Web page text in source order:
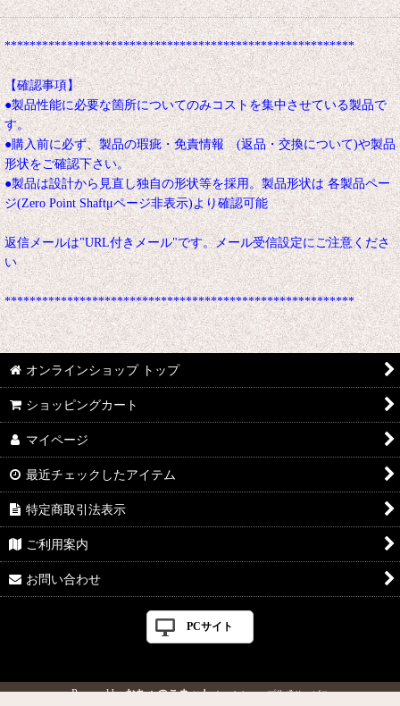
********************************************************
【確認事項】
●製品性能に必要な箇所についてのみコストを集中させている製品で
す。
●購入前に必ず、製品の瑕疵・免責情報 (返品・交換について)や製品
形状をご確認下さい。
●製品は設計から見直し独自の形状等を採用。製品形状は 各製品ペー
ジ(Zero Point Shaftμページ非表示)より確認可能
返信メールは"URL付きメール"です。メール受信設定にご注意くださ
い
********************************************************
オンラインショップ トップ
ショッピングカート
マイページ
最近チェックしたアイテム
特定商取引法表示
ご利用案内
お問い合わせ
PCサイト
Powered byおちゃのこネット ネットショップ作成サービス